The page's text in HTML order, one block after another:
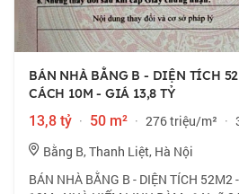
BÁN NHÀ BẰNG B - DIỆN TÍCH
CÁCH 10M - GIÁ 13,8 TỶ
13,8 tỷ · 50 m² · 276 triệu/m² ·
Bằng B, Thanh Liệt, Hà Nội
BÁN NHÀ BẰNG B - DIỆN TÍCH 52M2